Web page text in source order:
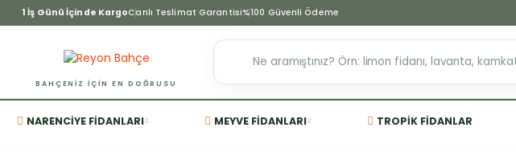
1 İş Günü İçinde KargoCanlı Teslimat Garantisi%100 Güvenli Ödeme
BAHÇENIZ IÇIN EN DOĞRUSU
NARENCIYE FIDANLARI MEYVE FIDANLARI TROPIK FIDANLAR